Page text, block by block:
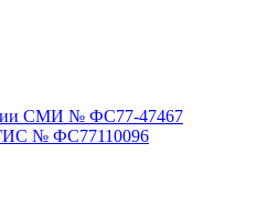
СМИ № ФС77-47467
№ ФС77110096